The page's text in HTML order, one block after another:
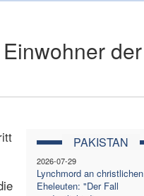
der
PAKISTAN
2026-07-29
Lynchmord an christlichen
Eheleuten: "Der Fall